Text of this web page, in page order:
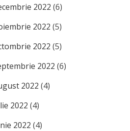
2022 (6)
2022 (5)
2022 (5)
2022 (6)
2022 (4)
2022 (4)
2022 (4)